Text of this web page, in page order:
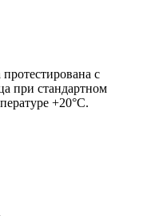
с
при стандартном
+20°С.